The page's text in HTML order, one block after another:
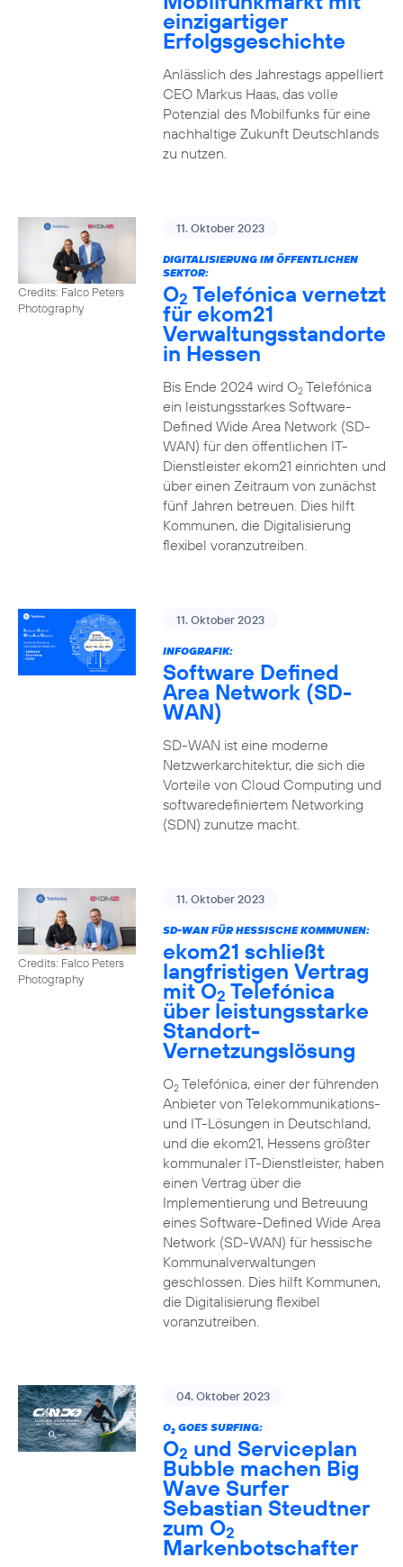
einzigartiger
Erfolgsgeschichte
Anlässlich des Jahrestags appelliert
CEO Markus Haas, das volle
Potenzial des Mobilfunks für eine
nachhaltige Zukunft Deutschlands
zu nutzen.
Credits: Falco Peters
Photography
11. Oktober 2023
DIGITALISIERUNG IM ÖFFENTLICHEN
SEKTOR:
O2 Telefónica vernetzt
für ekom21
Verwaltungsstandorte
in Hessen
Bis Ende 2024 wird O2Telefónica
ein leistungsstarkes Software-
Defined Wide Area Network (SD-
WAN) für den öffentlichen IT-
Dienstleister ekom21 einrichten und
über einen Zeitraum von zunächst
fünf Jahren betreuen. Dies hilft
Kommunen, die Digitalisierung
flexibel voranzutreiben.
11. Oktober 2023
INFOGRAFIK:
Software Defined
Area Network (SD-
WAN)
SD-WAN ist eine moderne
Netzwerkarchitektur, die sich die
Vorteile von Cloud Computing und
softwaredefiniertem Networking
(SDN) zunutze macht.
Credits: Falco Peters
Photography
11. Oktober 2023
SD-WAN FÜR HESSISCHE KOMMUNEN:
ekom21 schließt
langfristigen Vertrag
mit O2 Telefónica
über leistungsstarke
Standort-
Vernetzungslösung
O2Telefónica, einer der führenden
Anbieter von Telekommunikations-
und IT-Lösungen in Deutschland,
und die ekom21, Hessens größter
kommunaler IT-Dienstleister, haben
einen Vertrag über die
Implementierung und Betreuung
eines Software-Defined Wide Area
Network (SD-WAN) für hessische
Kommunalverwaltungen
geschlossen. Dies hilft Kommunen,
die Digitalisierung flexibel
voranzutreiben.
04. Oktober 2023
O2GOES SURFING:
O2 und Serviceplan
Bubble machen Big
Wave Surfer
Sebastian Steudtner
zum O2
Markenbotschafter